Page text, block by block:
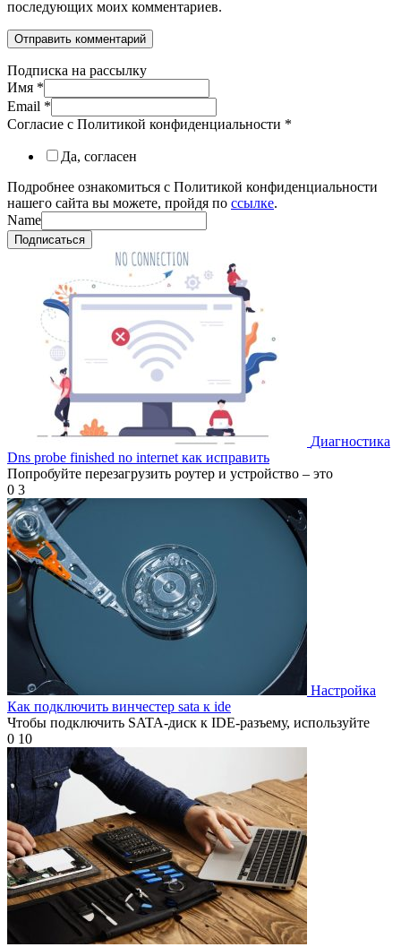
последующих моих комментариев.
Подписка на рассылку
Имя *
Email *
Согласие с Политикой конфиденциальности *
Да, согласен
Подробнее ознакомиться с Политикой конфиденциальности
нашего сайта вы можете, пройдя по ссылке.
Name
Подписаться
Диагностика
Dns probe finished no internet как исправить
Попробуйте перезагрузить роутер и устройство – это
0 3
Настройка
Как подключить винчестер sata к ide
Чтобы подключить SATA-диск к IDE-разъему, используйте
0 10